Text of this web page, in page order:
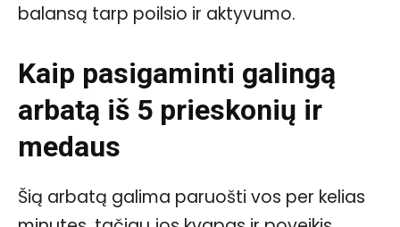
balansą tarp poilsio ir aktyvumo.
Kaip pasigaminti galingą
arbatą iš 5 prieskonių ir
medaus
Šią arbatą galima paruošti vos per kelias